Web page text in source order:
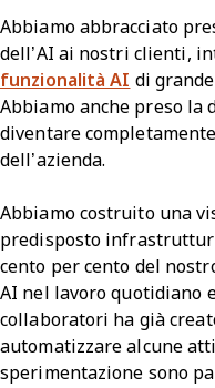
Abbiamo abbracciato
dell’AI ai nostri clienti,
funzionalità AI di
Abbiamo anche preso la
diventare
dell’azienda.
Abbiamo costruito una
predisposto
cento per cento del
AI nel lavoro quotidiano
collaboratori ha già
automatizzare alcune
sperimentazione sono